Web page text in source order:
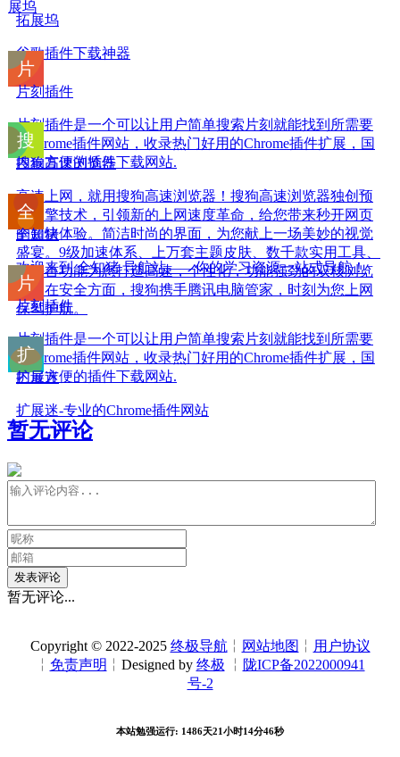
拓展坞
谷歌插件下载神器
片刻插件
片刻插件是一个可以让用户简单搜索片刻就能找到所需要
的chrome插件网站，收录热门好用的Chrome插件扩展，国
内最方便的插件下载网站.
搜狗高速浏览器
高速上网，就用搜狗高速浏览器！搜狗高速浏览器独创预
取引擎技术，引领新的上网速度革命，给您带来秒开网页
的超快体验。简洁时尚的界面，为您献上一场美妙的视觉
盛宴。9级加速体系、上万套主题皮肤、数千款实用工具、
跨平台功能为您打造高速，个性化，功能强劲的双核浏览
器。在安全方面，搜狗携手腾讯电脑管家，时刻为您上网
保驾护航。
全知猪
欢迎来到 全知猪 导航站——你的学习资源一站式导航！
片刻插件
片刻插件是一个可以让用户简单搜索片刻就能找到所需要
的chrome插件网站，收录热门好用的Chrome插件扩展，国
内最方便的插件下载网站.
扩展迷
扩展迷-专业的Chrome插件网站
暂无评论
发表评论
暂无评论...
Copyright © 2022-2025 终极导航 ╎ 网站地图 ╎ 用户协议
╎ 免责声明 ╎Designed by 终极 ╎ 陇ICP备2022000941
号-2
本站勉强运行: 1486天21小时14分47秒